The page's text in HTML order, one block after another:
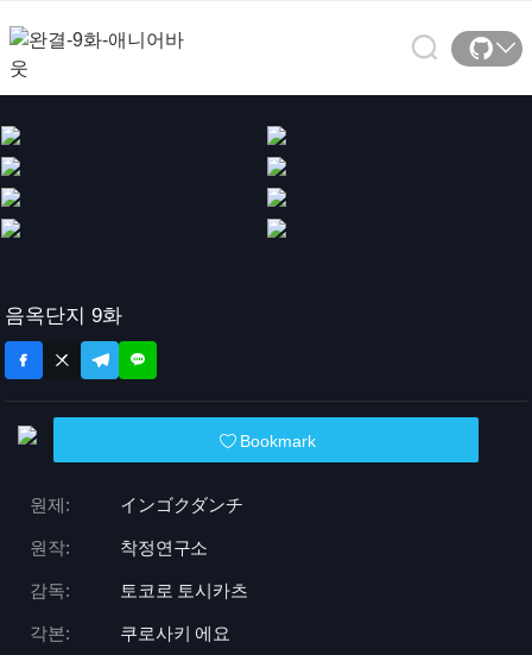
음옥단지 9화
Bookmark
원제: インゴクダンチ
원작: 착정연구소
감독: 토코로 토시카츠
각본: 쿠로사키 에요